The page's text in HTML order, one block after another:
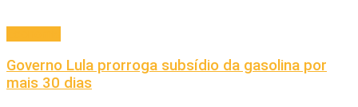
Governo Lula prorroga subsídio da gasolina por
mais 30 dias